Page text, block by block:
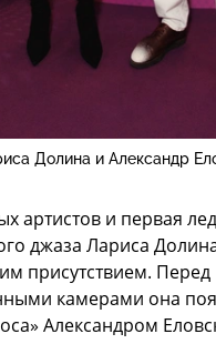
Долина и Александр
артистов и первая
джаза Лариса
присутствием. Перед
камерами она
Александром